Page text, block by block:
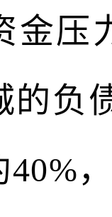
金压
的负
40%